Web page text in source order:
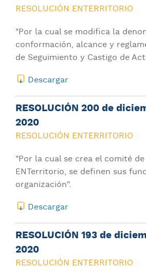
RESOLUCIÓN ENTERRITORIO
"Por la cual se modifica la
conformación, alcance y
de Seguimiento y Castigo de
Descargar
RESOLUCIÓN 200 de
2020
RESOLUCIÓN ENTERRITORIO
"Por la cual se crea el comité
ENTerritorio, se definen sus
organización".
Descargar
RESOLUCIÓN 193 de
2020
RESOLUCIÓN ENTERRITORIO